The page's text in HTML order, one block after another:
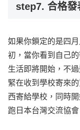
step7. 合格發
如果你鎖定的是四
初，當你看到自己
生活即將開始，不
緊在收到學校寄來
西寄給學校，同時
跑日本台灣交流協